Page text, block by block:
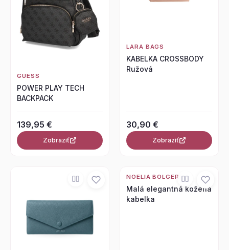
GUESS
POWER PLAY TECH
BACKPACK
139,95 €
Zobraziť
LARA BAGS
KABELKA CROSSBODY
Ružová
30,90 €
Zobraziť
NOELIA BOLGER
Malá elegantná kožená
kabelka